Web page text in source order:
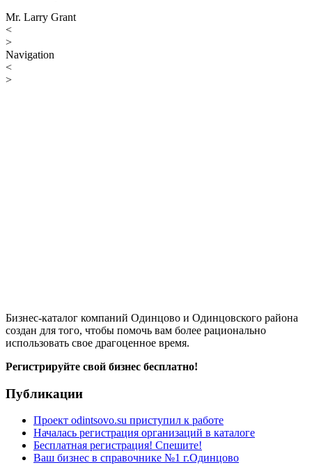
Mr. Larry Grant
<
>
Navigation
<
>
Бизнес-каталог компаний Одинцово и Одинцовского района
создан для того, чтобы помочь вам более рационально
использовать свое драгоценное время.
Регистрируйте свой бизнес бесплатно!
Публикации
Проект odintsovo.su приступил к работе
Началась регистрация организаций в каталоге
Бесплатная регистрация! Спешите!
Ваш бизнес в справочнике №1 г.Одинцово